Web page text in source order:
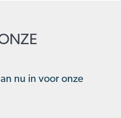
nu in voor onze